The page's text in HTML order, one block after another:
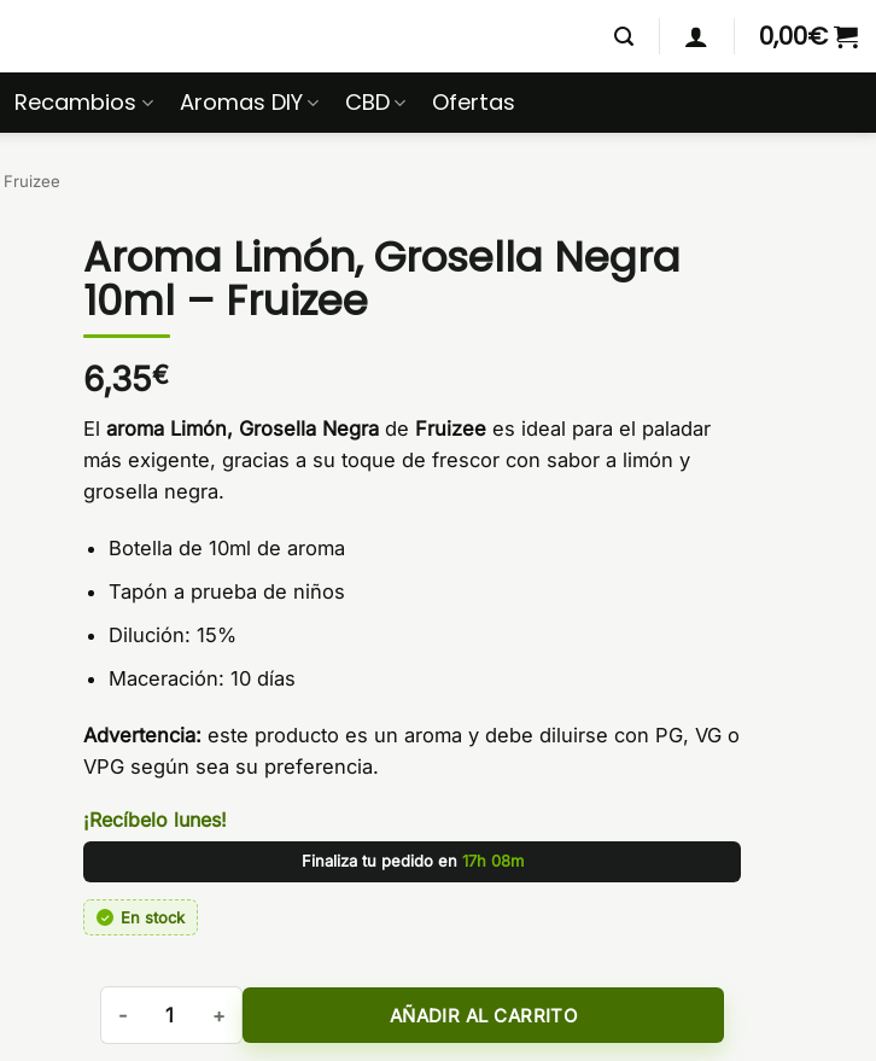
0,00€
Recambios Aromas DIY CBD Ofertas
Aroma Limón, Grosella Negra
10ml – Fruizee
6,35€
El aroma Limón, Grosella Negra de Fruizee es ideal para el paladar
más exigente, gracias a su toque de frescor con sabor a limón y
grosella negra.
Botella de 10ml de aroma
Tapón a prueba de niños
Dilución: 15%
Maceración: 10 días
Advertencia: este producto es un aroma y debe diluirse con PG, VG o
VPG según sea su preferencia.
¡Recíbelo lunes!
Finaliza tu pedido en 17h 08m
En stock
Aroma Limón, Grosella Negra 10ml - Fruizee cantidad
AÑADIR AL CARRITO